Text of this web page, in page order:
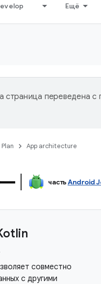
Ещё
страница переведена
App architecture
частьAndroid
совместно
с другими